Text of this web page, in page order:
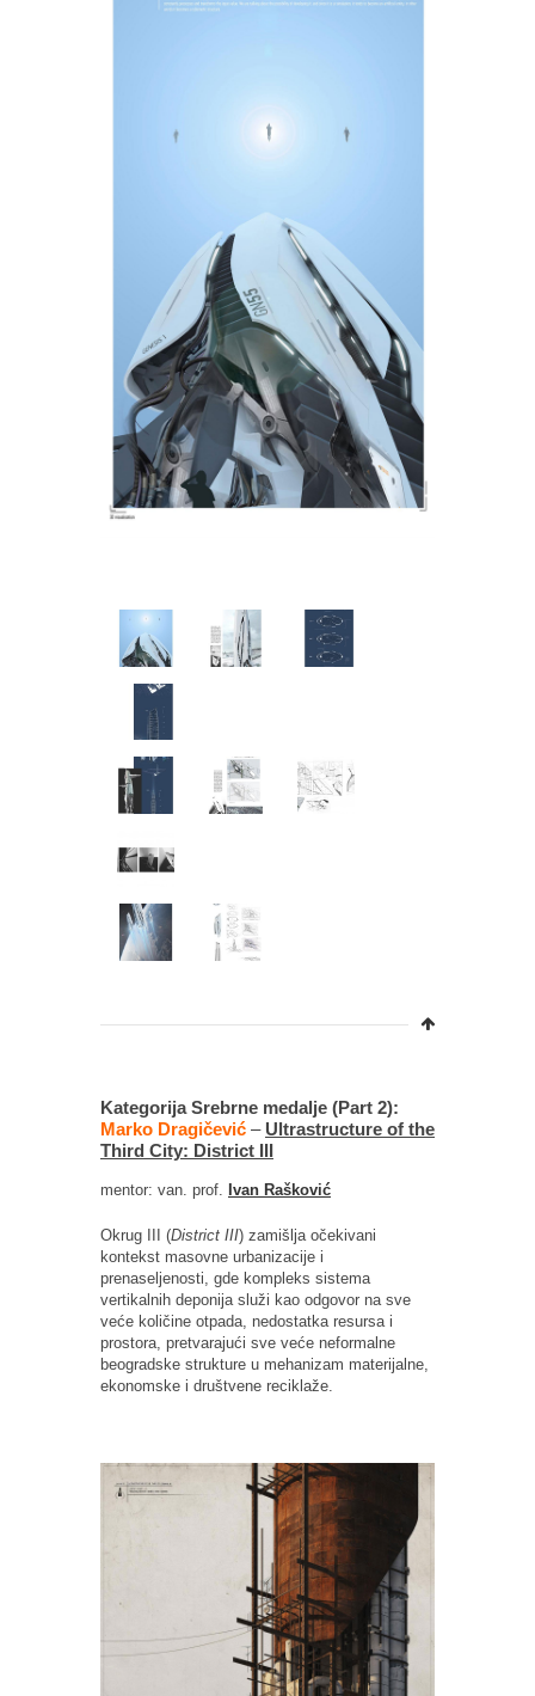
Kategorija Srebrne medalje (Part 2):
Marko Dragičević – Ultrastructure of the
Third City: District III
mentor: van. prof. Ivan Rašković
Okrug III (District III) zamišlja očekivani
kontekst masovne urbanizacije i
prenaseljenosti, gde kompleks sistema
vertikalnih deponija služi kao odgovor na sve
veće količine otpada, nedostatka resursa i
prostora, pretvarajući sve veće neformalne
beogradske strukture u mehanizam materijalne,
ekonomske i društvene reciklaže.